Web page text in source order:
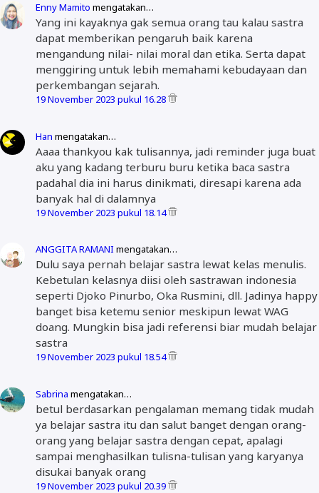
Enny Mamito mengatakan…
Yang ini kayaknya gak semua orang tau kalau sastra
dapat memberikan pengaruh baik karena
mengandung nilai- nilai moral dan etika. Serta dapat
menggiring untuk lebih memahami kebudayaan dan
perkembangan sejarah.
19 November 2023 pukul 16.28
Han mengatakan…
Aaaa thankyou kak tulisannya, jadi reminder juga buat
aku yang kadang terburu buru ketika baca sastra
padahal dia ini harus dinikmati, diresapi karena ada
banyak hal di dalamnya
19 November 2023 pukul 18.14
ANGGITA RAMANI mengatakan…
Dulu saya pernah belajar sastra lewat kelas menulis.
Kebetulan kelasnya diisi oleh sastrawan indonesia
seperti Djoko Pinurbo, Oka Rusmini, dll. Jadinya happy
banget bisa ketemu senior meskipun lewat WAG
doang. Mungkin bisa jadi referensi biar mudah belajar
sastra
19 November 2023 pukul 18.54
Sabrina mengatakan…
betul berdasarkan pengalaman memang tidak mudah
ya belajar sastra itu dan salut banget dengan orang-
orang yang belajar sastra dengan cepat, apalagi
sampai menghasilkan tulisna-tulisan yang karyanya
disukai banyak orang
19 November 2023 pukul 20.39